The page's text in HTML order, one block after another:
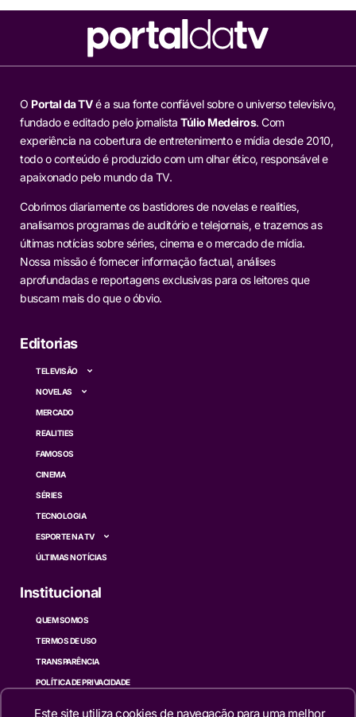
O Portal da TVé a sua fonte confiável sobre o universo televisivo,
fundado e editado pelo jornalista Túlio Medeiros. Com
experiência na cobertura de entretenimento e mídia desde 2010,
todo o conteúdo é produzido com um olhar ético, responsável e
apaixonado pelo mundo da TV.
Cobrimos diariamente os bastidores de novelas e realities,
analisamos programas de auditório e telejornais, e trazemos as
últimas notícias sobre séries, cinema e o mercado de mídia.
Nossa missão é fornecer informação factual, análises
aprofundadas e reportagens exclusivas para os leitores que
buscam mais do que o óbvio.
Editorias
TELEVISÃO
NOVELAS
MERCADO
REALITIES
FAMOSOS
CINEMA
SÉRIES
TECNOLOGIA
ESPORTE NA TV
ÚLTIMAS NOTÍCIAS
Institucional
QUEM SOMOS
TERMOS DE USO
TRANSPARÊNCIA
POLÍTICA DE PRIVACIDADE
Este site utiliza cookies de navegação para uma melhor